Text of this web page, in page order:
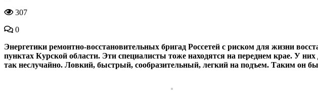
307
0
Энергетики ремонтно-восстановительных бригад Россетей с риском для жизни
пунктах Курской области. Эти специалисты тоже находятся на переднем крае. У
так неслучайно. Ловкий, быстрый, сообразительный, легкий на подъем. Таким он